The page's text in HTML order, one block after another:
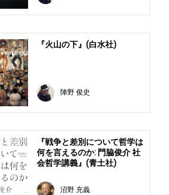
『火山の下』(白水社)
陣野 俊史
『戦争と差別について哲学は
何を言えるのか: 門脇俊介 社
会哲学講義』(青土社)
沼野 充義